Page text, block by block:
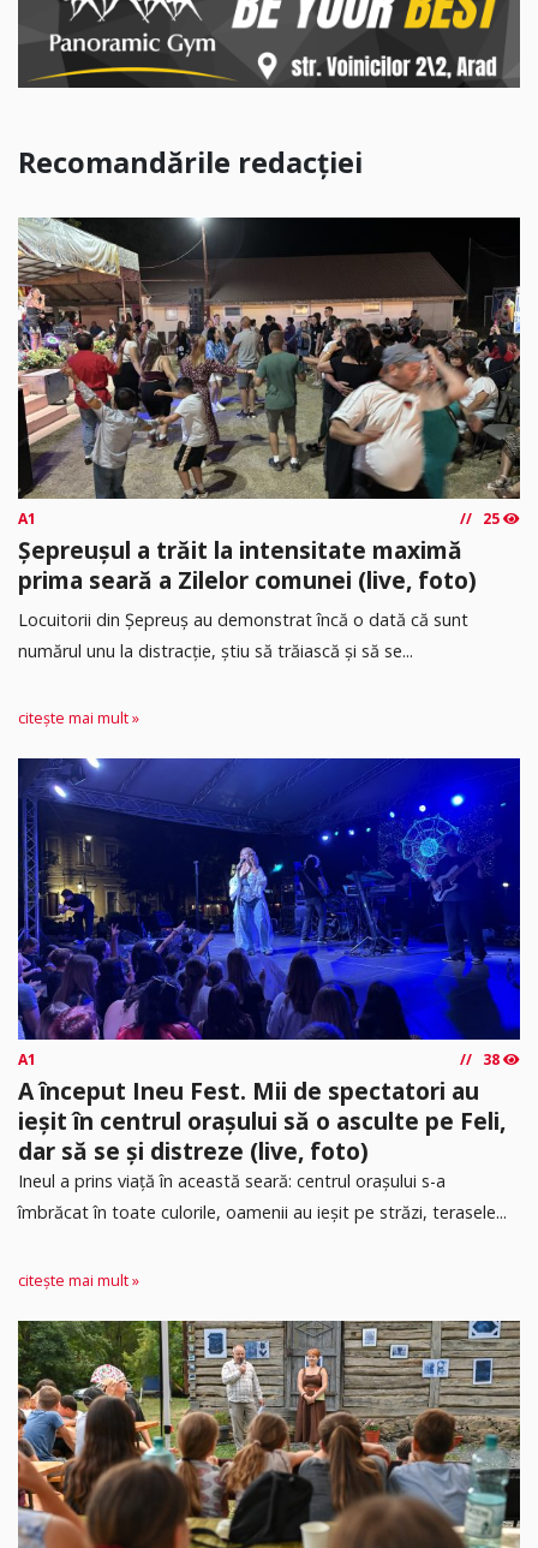
Recomandările redacției
A1 25
Șepreușul a trăit la intensitate maximă
prima seară a Zilelor comunei (live, foto)
Locuitorii din Șepreuș au demonstrat încă o dată că sunt
numărul unu la distracție, știu să trăiască și să se...
citește mai mult »
A1 38
A început Ineu Fest. Mii de spectatori au
ieșit în centrul orașului să o asculte pe Feli,
dar să se și distreze (live, foto)
Ineul a prins viață în această seară: centrul orașului s-a
îmbrăcat în toate culorile, oamenii au ieșit pe străzi, terasele...
citește mai mult »